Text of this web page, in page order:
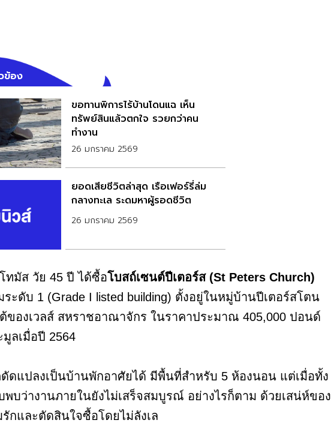
ข้อง
ขอทานพิการไร้บ้านโดนแฉ เห็น
ทรัพย์สินแล้วตกใจ รวยกว่าคน
ทำงาน
26 มกราคม 2569
ยอดเสียชีวิตล่าสุด เรือเฟอร์รี่ล่ม
กลางทะเล ระดมหาผู้รอดชีวิต
26 มกราคม 2569
ทมัส วัย 45 ปี ได้ซื้อโบสถ์เซนต์ปีเตอร์ส (St Peters Church)
ะดับ 1 (Grade I listed building) ตั้งอยู่ในหมู่บ้านปีเตอร์สโตน
ของเวลส์ สหราชอาณาจักร ในราคาประมาณ 405,000 ปอนด์
ลเมื่อปี 2564
ดแปลงเป็นบ้านพักอาศัยได้ มีพื้นที่สำหรับ 5 ห้องนอน แต่เมื่อทั้ง
บว่างานภายในยังไม่เสร็จสมบูรณ์ อย่างไรก็ตาม ด้วยเสน่ห์ของ
กและตัดสินใจซื้อโดยไม่ลังเล